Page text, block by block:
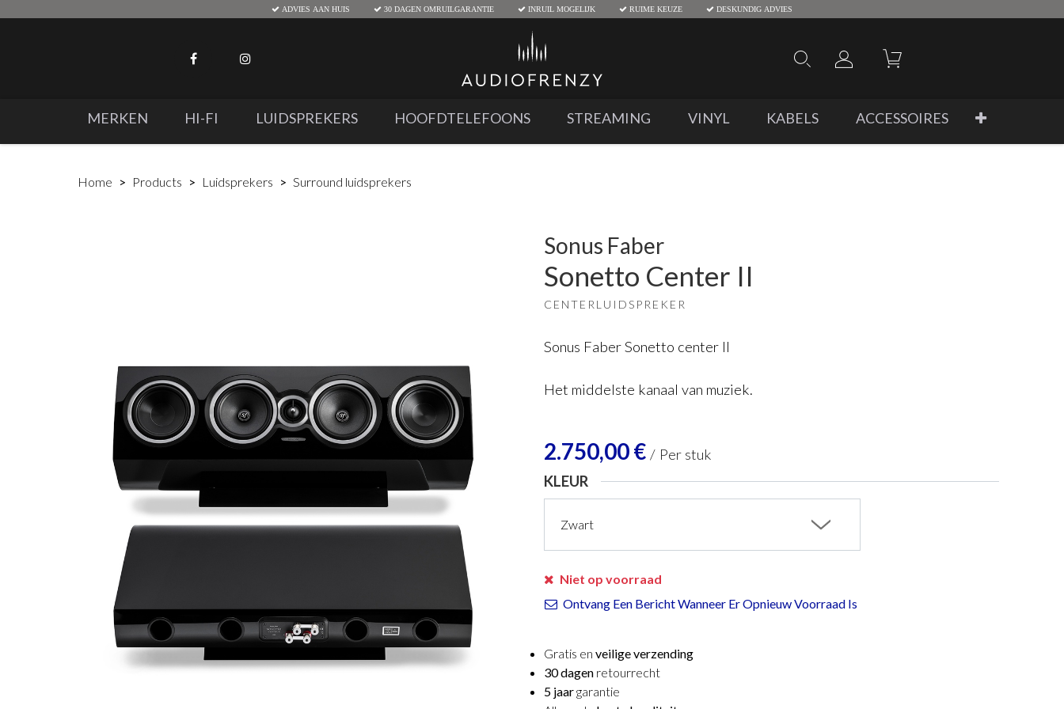
ADVIES AAN HUIS 30 DAGEN OMRUILGARANTIE INRUIL MOGELIJK RUIME KEUZE DESKUNDIG ADVIES
MERKEN HI-FI LUIDSPREKERS HOOFDTELEFOONS STREAMING VINYL KABELS ACCESSOIRES
Home Products Luidsprekers Surround luidsprekers
Sonus Faber
Sonetto Center II
CENTERLUIDSPREKER
Sonus Faber Sonetto center II
Het middelste kanaal van muziek.
2.750,00€ / Per stuk
KLEUR
Niet op voorraad
Ontvang Een Bericht Wanneer Er Opnieuw Voorraad Is
Gratis en veilige verzending
30 dagen retourrecht
5 jaargarantie